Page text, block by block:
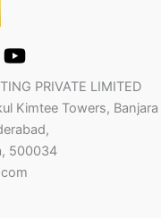
PRIVATE LIMITED
Kimtee Towers, Banjara
500034